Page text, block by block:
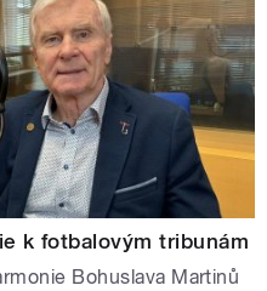
k fotbalovým tribunám
Bohuslava Martinů